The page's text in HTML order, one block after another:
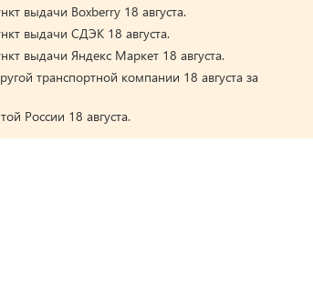
выдачи Boxberry 18 августа.
выдачи СДЭК 18 августа.
выдачи Яндекс Маркет 18 августа.
транспортной компании 18 августа за
России 18 августа.